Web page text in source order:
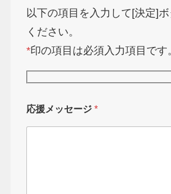
以下の項目を入力して[決定]
ください。
*印の項目は必須入力項目です
応援メッセージ *